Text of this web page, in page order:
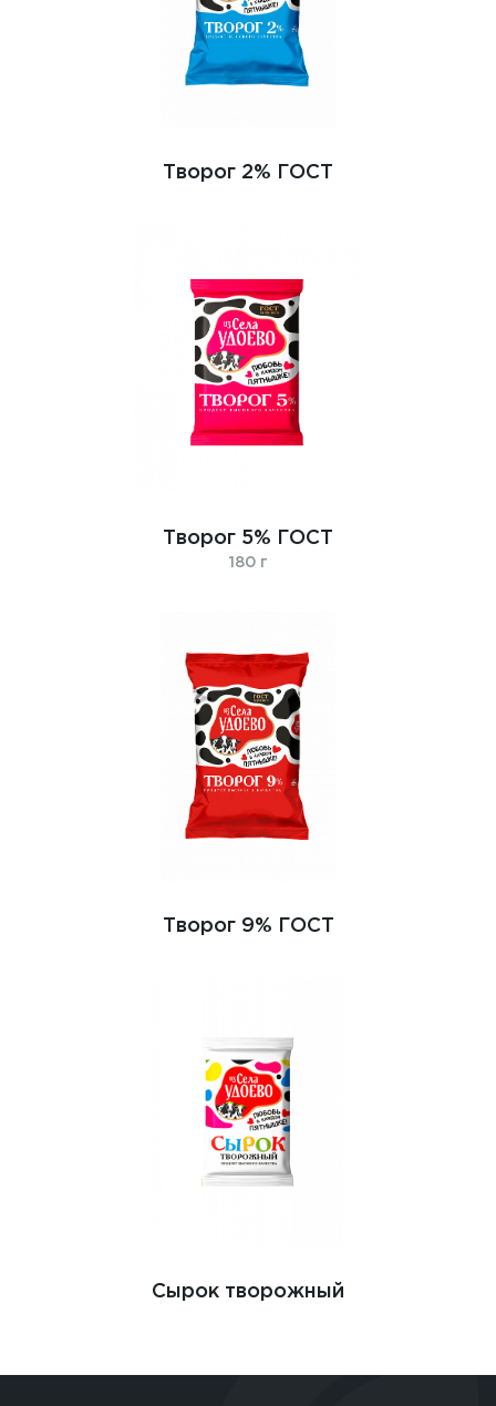
Творог 2% ГОСТ
Творог 5% ГОСТ
180 г
Творог 9% ГОСТ
Сырок творожный